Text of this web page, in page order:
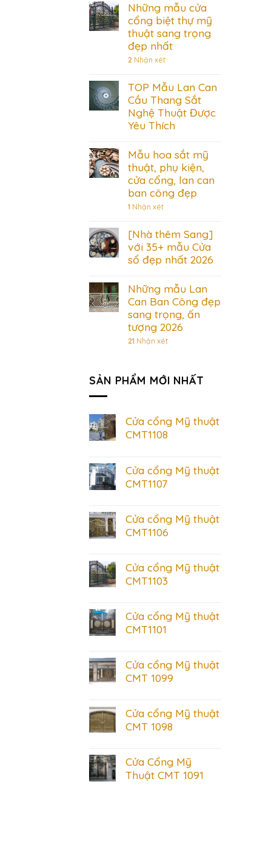
Những mẫu cửa
cổng biệt thự mỹ
thuật sang trọng
đẹp nhất
2 Nhận xét
TOP Mẫu Lan Can
Cầu Thang Sắt
Nghệ Thuật Được
Yêu Thích
Mẫu hoa sắt mỹ
thuật, phụ kiện,
cửa cổng, lan can
ban công đẹp
1 Nhận xét
[Nhà thêm Sang]
với 35+ mẫu Cửa
sổ đẹp nhất 2026
Những mẫu Lan
Can Ban Công đẹp
sang trọng, ấn
tượng 2026
21 Nhận xét
SẢN PHẨM MỚI NHẤT
Cửa cổng Mỹ thuật
CMT1108
Cửa cổng Mỹ thuật
CMT1107
Cửa cổng Mỹ thuật
CMT1106
Cửa cổng Mỹ thuật
CMT1103
Cửa cổng Mỹ thuật
CMT1101
Cửa cổng Mỹ thuật
CMT 1099
Cửa cổng Mỹ thuật
CMT 1098
Cửa Cổng Mỹ
Thuật CMT 1091